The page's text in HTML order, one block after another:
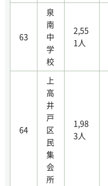
63
泉
南
中
学
校
2,55
1人
64
上
高
井
戸
区
民
集
会
所
1,98
3人